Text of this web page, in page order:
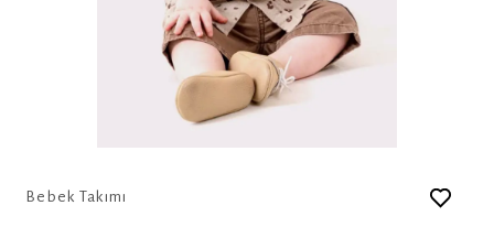
Bebek Takımı